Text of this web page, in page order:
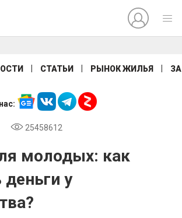
СТАТЬИ РЫНОК ЖИЛЬЯ
25458612
молодых: как
деньги у